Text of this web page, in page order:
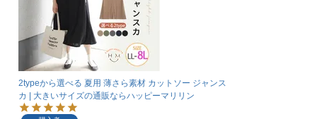
2typeから選べる 夏用 薄さら素材 カットソー ジャンス
カ | 大きいサイズの通販ならハッピーマリリン